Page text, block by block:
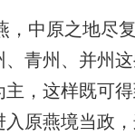
中原之地尽
青州、并州
主，这样既可
入原燕境当政